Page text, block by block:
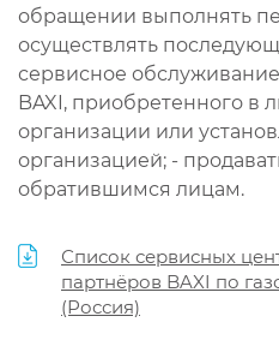
обращении выполнять
осуществлять
сервисное
BAXI, приобретенного в
организации или
организацией; -
обратившимся лицам.
Список сервисных
партнёров BAXI по
(Россия)